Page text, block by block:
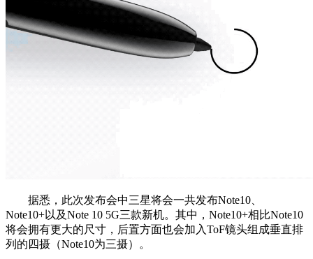
据悉，此次发布会中三星将会一共发布Note10、
Note10+以及Note 10 5G三款新机。其中，Note10+相比Note10
将会拥有更大的尺寸，后置方面也会加入ToF镜头组成垂直排
列的四摄（Note10为三摄）。